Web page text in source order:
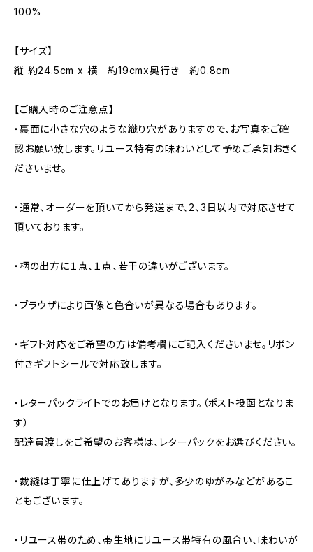
100%
【サイズ】
縦 約24.5cm x 横 約19cmx奥行き 約0.8cm
【ご購入時のご注意点】
・裏面に小さな穴のような織り穴がありますので、お写真をご確
認お願い致します。リユース特有の味わいとして予めご承知おきく
ださいませ。
・通常、オーダーを頂いてから発送まで、2、3日以内で対応させて
頂いております。
・柄の出方に１点、１点、若干の違いがございます。
・ブラウザにより画像と色合いが異なる場合もあります。
・ギフト対応をご希望の方は備考欄にご記入くださいませ。リボン
付きギフトシールで対応致します。
・レターパックライトでのお届けとなります。（ポスト投函となりま
す）
配達員渡しをご希望のお客様は、レターパックをお選びください。
・裁縫は丁寧に仕上げてありますが、多少のゆがみなどがあるこ
ともございます。
・リユース帯のため、帯生地にリユース帯特有の風合い、味わいが